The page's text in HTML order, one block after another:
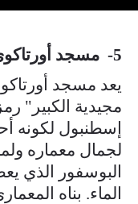
5- مسجد أورتاكوي (Ortaköy Camii)
يعد مسجد
مجيدية الكبير"
إسطنبول لكونه
لجمال معماره
البوسفور الذي
الماء. بناه